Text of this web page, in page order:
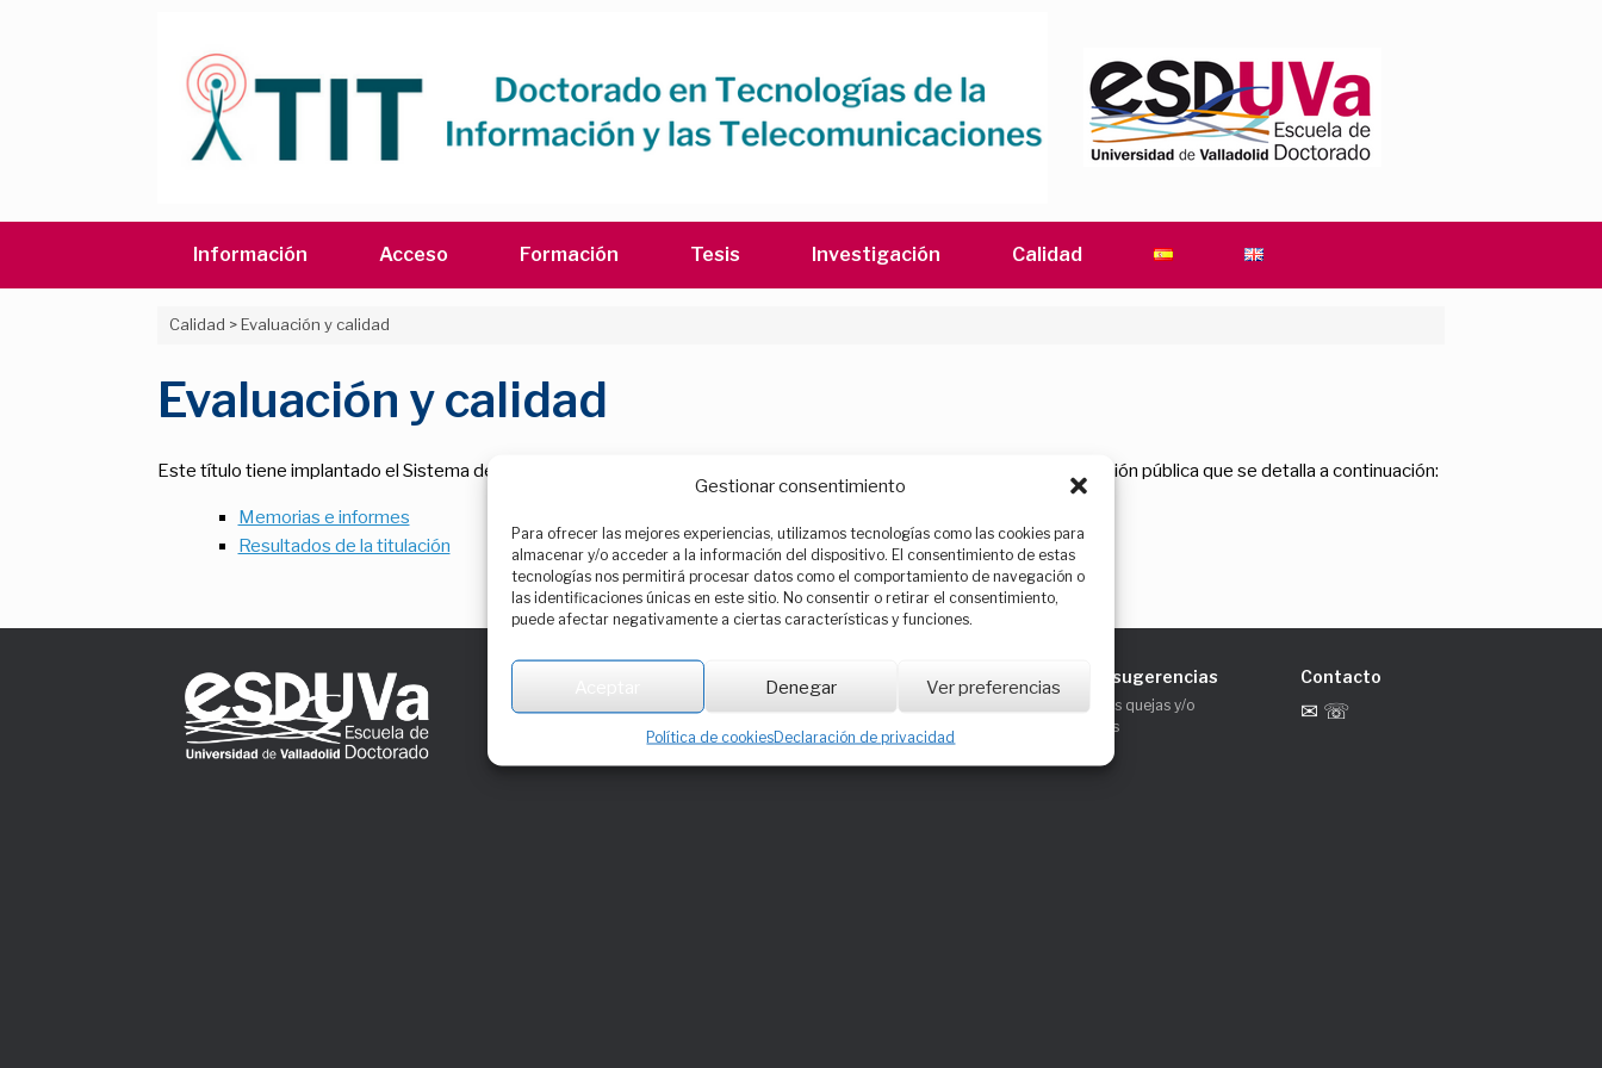
Gestionar consentimiento
Para ofrecer las mejores experiencias, utilizamos tecnologías como las cookies para
almacenar y/o acceder a la información del dispositivo. El consentimiento de estas
tecnologías nos permitirá procesar datos como el comportamiento de navegación o
las identificaciones únicas en este sitio. No consentir o retirar el consentimiento,
puede afectar negativamente a ciertas características y funciones.
Denegar Ver preferencias
Política de cookiesDeclaración de privacidad
Información Acceso Formación Tesis Investigación Calidad
Calidad >Evaluación y calidad
Evaluación y calidad
Este título tiene implantado el Sistema de Garantía Institucional de la Universidad de Valladolid y dispone de la información pública que se detalla a continuación:
Memorias e informes
Resultados de la titulación
Preguntas frecuentes sobre
estudios de doctorado
Actividades
formativas
Lista de actividades
Quejas y sugerencias
Envíanos tus quejas y/o
sugerencias
Contacto
✉ ☏